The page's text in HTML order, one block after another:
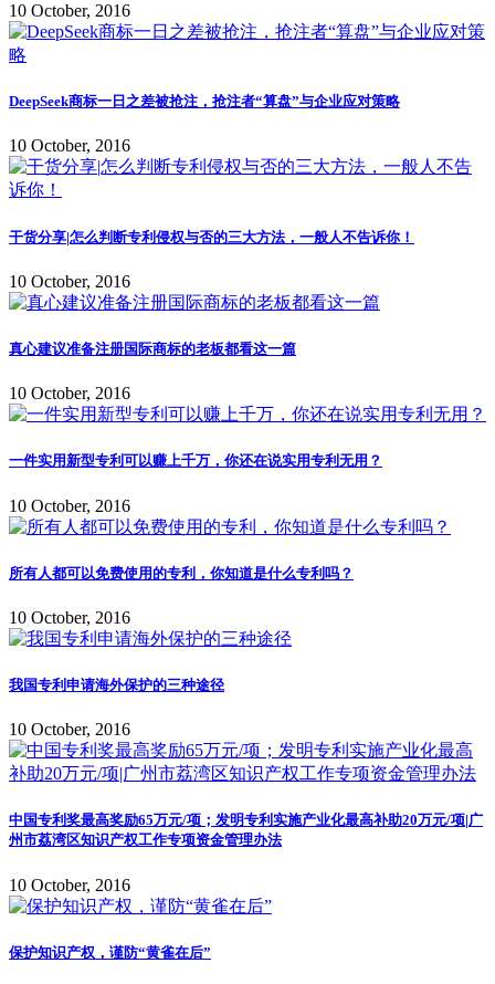
10 October, 2016
DeepSeek商标一日之差被抢注，抢注者“算盘”与企业应对策略
10 October, 2016
干货分享|怎么判断专利侵权与否的三大方法，一般人不告诉你！
10 October, 2016
真心建议准备注册国际商标的老板都看这一篇
10 October, 2016
一件实用新型专利可以赚上千万，你还在说实用专利无用？
10 October, 2016
所有人都可以免费使用的专利，你知道是什么专利吗？
10 October, 2016
我国专利申请海外保护的三种途径
10 October, 2016
中国专利奖最高奖励65万元/项；发明专利实施产业化最高补助20万元/项|广
州市荔湾区知识产权工作专项资金管理办法
10 October, 2016
保护知识产权，谨防“黄雀在后”